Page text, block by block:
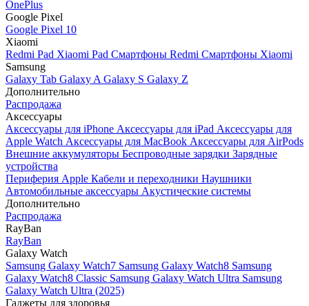
OnePlus
Google Pixel
Google Pixel 10
Xiaomi
Redmi Pad Xiaomi Pad Смартфоны Redmi Смартфоны Xiaomi
Samsung
Galaxy Tab Galaxy A Galaxy S Galaxy Z
Дополнительно
Распродажа
Аксессуары
Аксессуары для iPhone Аксессуары для iPad Аксессуары для
Apple Watch Аксессуары для MacBook Аксессуары для AirPods
Внешние аккумуляторы Беспроводные зарядки Зарядные
устройства
Периферия Apple Кабели и переходники Наушники
Автомобильные аксессуары Акустические системы
Дополнительно
Распродажа
RayBan
RayBan
Galaxy Watch
Samsung Galaxy Watch7 Samsung Galaxy Watch8 Samsung
Galaxy Watch8 Classic Samsung Galaxy Watch Ultra Samsung
Galaxy Watch Ultra (2025)
Гаджеты для здоровья